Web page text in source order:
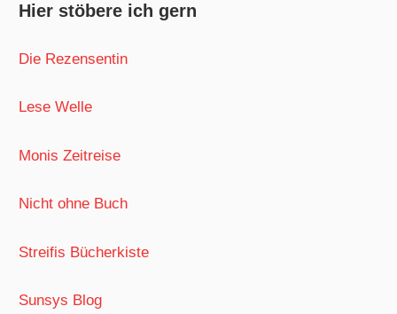
Hier stöbere ich gern
Die Rezensentin
Lese Welle
Monis Zeitreise
Nicht ohne Buch
Streifis Bücherkiste
Sunsys Blog